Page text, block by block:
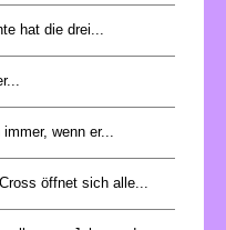
hat die drei...
wenn er...
öffnet sich alle...